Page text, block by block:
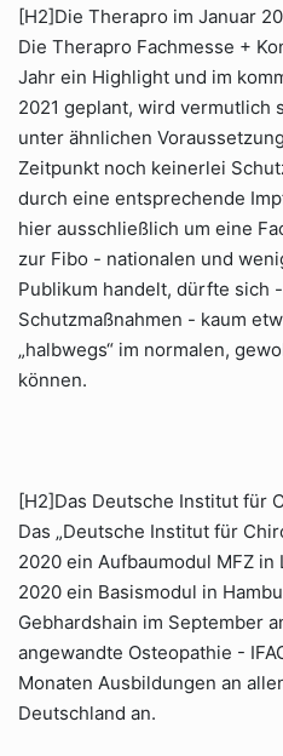
[H2]Die Therapro im Januar
Die Therapro Fachmesse +
Jahr ein Highlight und im
2021 geplant, wird vermutlich
unter ähnlichen
Zeitpunkt noch keinerlei
durch eine entsprechende
hier ausschließlich um eine
zur Fibo - nationalen und
Publikum handelt, dürfte sich
Schutzmaßnahmen - kaum
„halbwegs“ im normalen,
können.
[H2]Das Deutsche Institut für
Das „Deutsche Institut für
2020 ein Aufbaumodul MFZ
2020 ein Basismodul in
Gebhardshain im September
angewandte Osteopathie -
Monaten Ausbildungen an
Deutschland an.